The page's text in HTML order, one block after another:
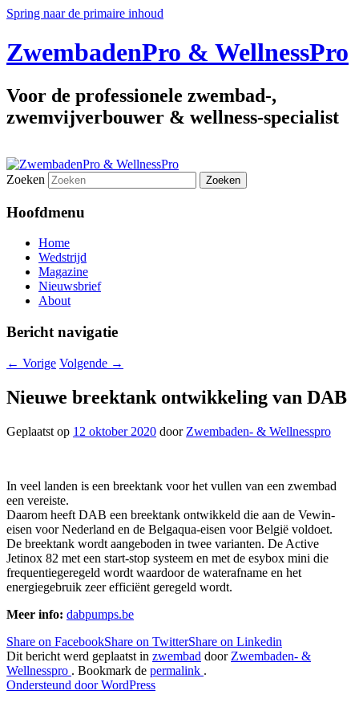
Spring naar de primaire inhoud
ZwembadenPro & WellnessPro
Voor de professionele zwembad-,
zwemvijverbouwer & wellness-specialist
Zoeken
Hoofdmenu
Home
Wedstrijd
Magazine
Nieuwsbrief
About
Bericht navigatie
← Vorige Volgende →
Nieuwe breektank ontwikkeling van DAB
Geplaatst op 12 oktober 2020 door Zwembaden- & Wellnesspro
In veel landen is een breektank voor het vullen van een zwembad
een vereiste.
Daarom heeft DAB een breektank ontwikkeld die aan de Vewin-
eisen voor Nederland en de Belgaqua-eisen voor België voldoet.
De breektank wordt aangeboden in twee varianten. De Active
Jetinox 82 met een start-stop systeem en met de esybox mini die
frequentiegeregeld wordt waardoor de waterafname en het
energiegebruik zeer efficiënt geregeld wordt.
Meer info: dabpumps.be
Share on FacebookShare on TwitterShare on Linkedin
Dit bericht werd geplaatst in zwembad door Zwembaden- &
Wellnesspro . Bookmark de permalink .
Ondersteund door WordPress